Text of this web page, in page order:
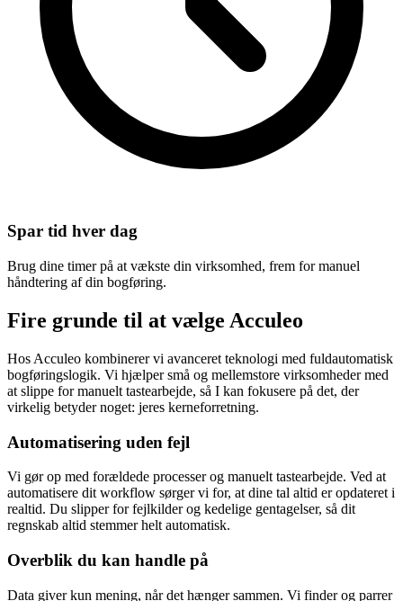
Spar tid hver dag
Brug dine timer på at vækste din virksomhed, frem for manuel
håndtering af din bogføring.
Fire grunde til at vælge Acculeo
Hos Acculeo kombinerer vi avanceret teknologi med fuldautomatisk
bogføringslogik. Vi hjælper små og mellemstore virksomheder med
at slippe for manuelt tastearbejde, så I kan fokusere på det, der
virkelig betyder noget: jeres kerneforretning.
Automatisering uden fejl
Vi gør op med forældede processer og manuelt tastearbejde. Ved at
automatisere dit workflow sørger vi for, at dine tal altid er opdateret i
realtid. Du slipper for fejlkilder og kedelige gentagelser, så dit
regnskab altid stemmer helt automatisk.
Overblik du kan handle på
Data giver kun mening, når det hænger sammen. Vi finder og parrer